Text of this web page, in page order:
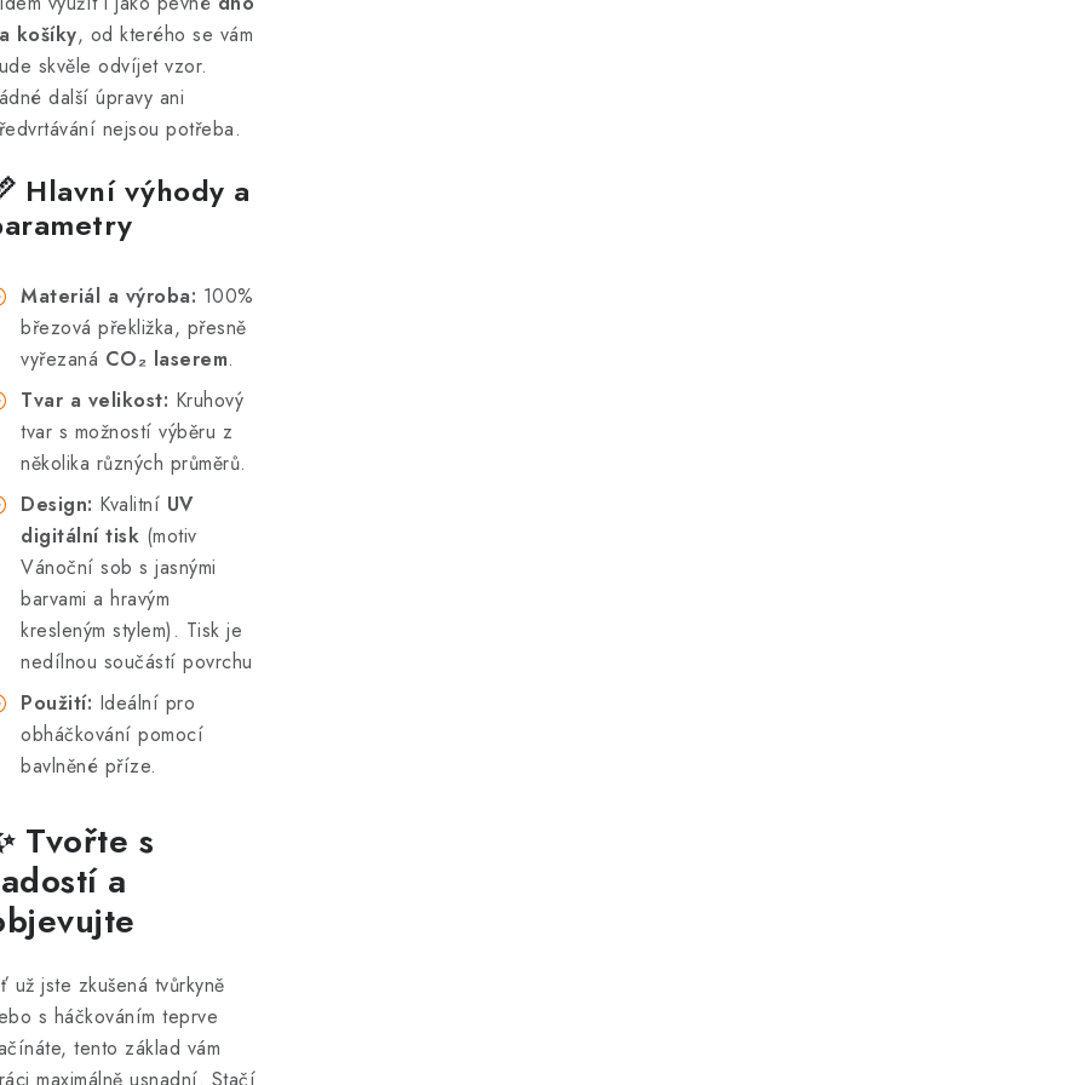
košíky, od kterého se vám
skvěle odvíjet vzor.
další úpravy ani
nejsou potřeba.
Hlavní výhody a
Materiál a výroba: 100%
březová překližka, přesně
vyřezaná CO₂ laserem.
Tvar a velikost: Kruhový
tvar s možností výběru z
několika různých průměrů.
Design: Kvalitní UV
digitální tisk (motiv
Vánoční sob s jasnými
barvami a hravým
kresleným stylem). Tisk je
nedílnou součástí povrchu
Použití: Ideální pro
obháčkování pomocí
bavlněné příze.
Tvořte s
a
už jste zkušená tvůrkyně
s háčkováním teprve
tento základ vám